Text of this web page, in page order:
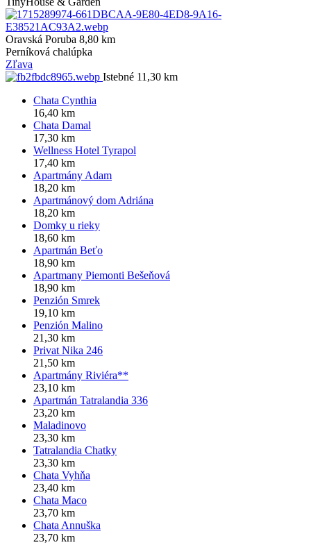
Oravská Poruba 8,80 km
Perníková chalúpka
Zľava
Istebné 11,30 km
Chata Cynthia
16,40 km
Chata Damal
17,30 km
Wellness Hotel Tyrapol
17,40 km
Apartmány Adam
18,20 km
Apartmánový dom Adriána
18,20 km
Domky u rieky
18,60 km
Apartmán Beťo
18,90 km
Apartmany Piemonti Bešeňová
18,90 km
Penzión Smrek
19,10 km
Penzión Malino
21,30 km
Privat Nika 246
21,50 km
Apartmány Riviéra**
23,10 km
Apartmán Tatralandia 336
23,20 km
Maladinovo
23,30 km
Tatralandia Chatky
23,30 km
Chata Vyhňa
23,40 km
Chata Maco
23,70 km
Chata Annuška
23,70 km